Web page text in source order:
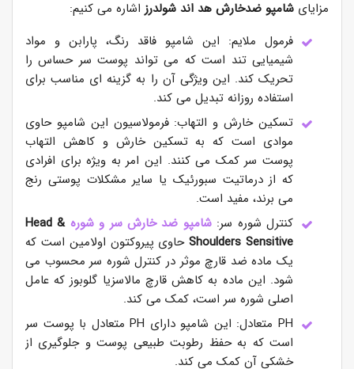
مزایای شامپو ضدخارش هد اند شولدرز اشاره می کنیم:
فرمول ملایم: این شامپو فاقد رنگ، پارابن و مواد
شیمیایی تند است که می تواند پوست سر حساس را
تحریک کند. این ویژگی آن را به گزینه ای مناسب برای
استفاده روزانه تبدیل می کند.
تسکین خارش و التهاب: فرمولاسیون این شامپو حاوی
موادی است که به تسکین خارش و کاهش التهاب
پوست سر کمک می کنند. این امر به ویژه برای افرادی
که از درماتیت سبورئیک یا سایر مشکلات پوستی رنج
می برند، مفید است.
کنترل شوره سر:شامپو ضد خارش سر و شوره Head &
Shoulders Sensitiveحاوی پیروکتون اولامین است که
یک ماده ضد قارچ موثر در کنترل شوره سر محسوب می
شود. این ماده به کاهش قارچ مالاسزیا گلوبوز که عامل
اصلی شوره سر است، کمک می کند.
PH متعادل: این شامپو دارای PH متعادل با پوست سر
است که به حفظ رطوبت طبیعی پوست و جلوگیری از
خشکی آن کمک می کند.